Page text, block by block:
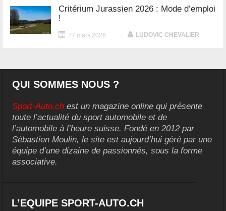
Critérium Jurassien 2026 : Mode d’emploi
!
27 mars 2026 LUDOVIC CHEVALIER
QUI SOMMES NOUS ?
Sport-Auto.ch est un magazine online qui présente
toute l’actualité du sport automobile et de
l’automobile à l’heure suisse. Fondé en 2012 par
Sébastien Moulin, le site est aujourd’hui géré par une
équipe d’une dizaine de passionnés, sous la forme
associative.
L’EQUIPE SPORT-AUTO.CH